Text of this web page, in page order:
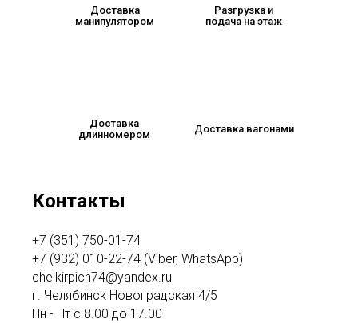
Доставка
манипулятором
Доставка
длинномером
Разгрузка и
подача на этаж
Доставка вагонами
Контакты
+7 (351) 750-01-74
+7 (932) 010-22-74 (Viber, WhatsApp)
chelkirpich74@yandex.ru
г. Челябинск Новоградская 4/5
Пн - Пт с 8.00 до 17.00